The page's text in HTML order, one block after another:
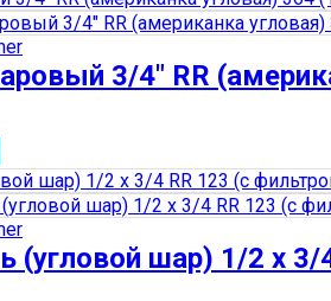
3/4″ RR
(угловой шар) 1/2 х